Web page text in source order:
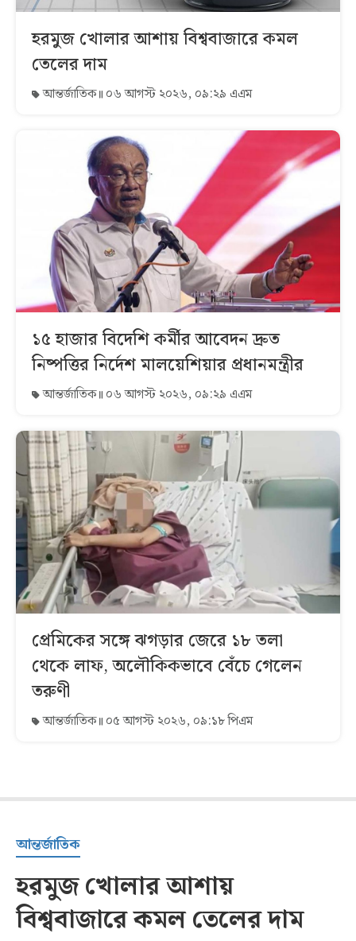
হরমুজ খোলার আশায় বিশ্ববাজারে কমল
তেলের দাম
আন্তর্জাতিক ০৬ আগস্ট ২০২৬, ০৯:২৯ এএম
১৫ হাজার বিদেশি কর্মীর আবেদন দ্রুত
নিষ্পত্তির নির্দেশ মালয়েশিয়ার প্রধানমন্ত্রীর
আন্তর্জাতিক ০৬ আগস্ট ২০২৬, ০৯:২৯ এএম
প্রেমিকের সঙ্গে ঝগড়ার জেরে ১৮ তলা
থেকে লাফ, অলৌকিকভাবে বেঁচে গেলেন
তরুণী
আন্তর্জাতিক ০৫ আগস্ট ২০২৬, ০৯:১৮ পিএম
আন্তর্জাতিক
হরমুজ খোলার আশায়
বিশ্ববাজারে কমল তেলের দাম